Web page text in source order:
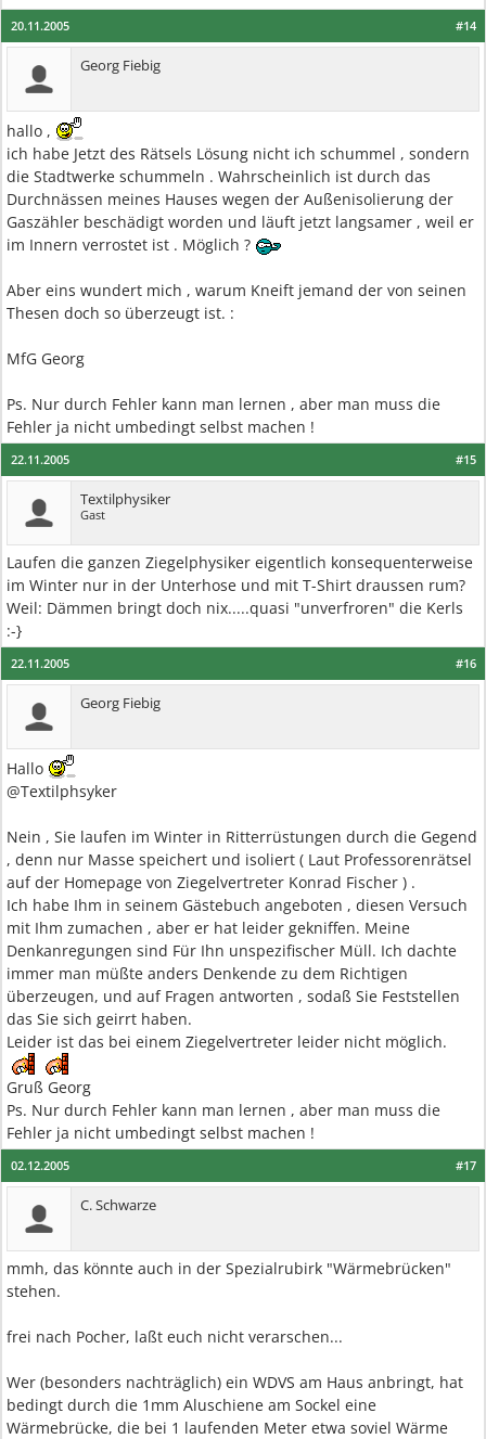
#14
20.11.2005
Georg Fiebig
hallo ,
ich habe Jetzt des Rätsels Lösung nicht ich schummel , sondern
die Stadtwerke schummeln . Wahrscheinlich ist durch das
Durchnässen meines Hauses wegen der Außenisolierung der
Gaszähler beschädigt worden und läuft jetzt langsamer , weil er
im Innern verrostet ist . Möglich ?
Aber eins wundert mich , warum Kneift jemand der von seinen
Thesen doch so überzeugt ist. :
MfG Georg
Ps. Nur durch Fehler kann man lernen , aber man muss die
Fehler ja nicht umbedingt selbst machen !
#15
22.11.2005
Textilphysiker
Gast
Laufen die ganzen Ziegelphysiker eigentlich konsequenterweise
im Winter nur in der Unterhose und mit T-Shirt draussen rum?
Weil: Dämmen bringt doch nix.....quasi "unverfroren" die Kerls
:-}
#16
22.11.2005
Georg Fiebig
Hallo
@Textilphsyker
Nein , Sie laufen im Winter in Ritterrüstungen durch die Gegend
, denn nur Masse speichert und isoliert ( Laut Professorenrätsel
auf der Homepage von Ziegelvertreter Konrad Fischer ) .
Ich habe Ihm in seinem Gästebuch angeboten , diesen Versuch
mit Ihm zumachen , aber er hat leider gekniffen. Meine
Denkanregungen sind Für Ihn unspezifischer Müll. Ich dachte
immer man müßte anders Denkende zu dem Richtigen
überzeugen, und auf Fragen antworten , sodaß Sie Feststellen
das Sie sich geirrt haben.
Leider ist das bei einem Ziegelvertreter leider nicht möglich.
Gruß Georg
Ps. Nur durch Fehler kann man lernen , aber man muss die
Fehler ja nicht umbedingt selbst machen !
#17
02.12.2005
C. Schwarze
mmh, das könnte auch in der Spezialrubirk "Wärmebrücken"
stehen.
frei nach Pocher, laßt euch nicht verarschen...
Wer (besonders nachträglich) ein WDVS am Haus anbringt, hat
bedingt durch die 1mm Aluschiene am Sockel eine
Wärmebrücke, die bei 1 laufenden Meter etwa soviel Wärme